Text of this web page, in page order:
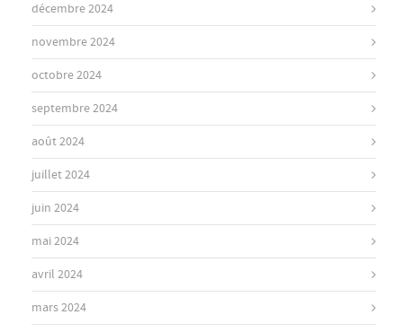
décembre 2024
novembre 2024
octobre 2024
septembre 2024
août 2024
juillet 2024
juin 2024
mai 2024
avril 2024
mars 2024